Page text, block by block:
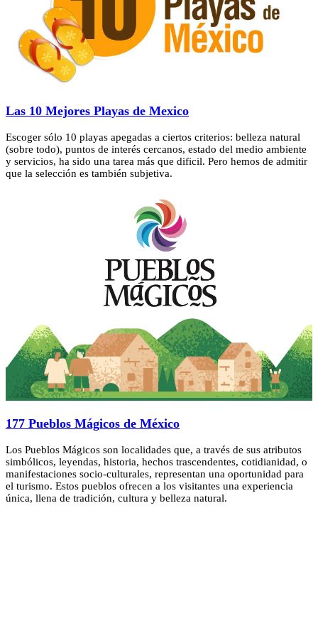
Las 10 Mejores Playas de Mexico
Escoger sólo 10 playas apegadas a ciertos criterios: belleza natural
(sobre todo), puntos de interés cercanos, estado del medio ambiente
y servicios, ha sido una tarea más que dificil. Pero hemos de admitir
que la selección es también subjetiva.
177 Pueblos Mágicos de México
Los Pueblos Mágicos son localidades que, a través de sus atributos
simbólicos, leyendas, historia, hechos trascendentes, cotidianidad, o
manifestaciones socio-culturales, representan una oportunidad para
el turismo. Estos pueblos ofrecen a los visitantes una experiencia
única, llena de tradición, cultura y belleza natural.